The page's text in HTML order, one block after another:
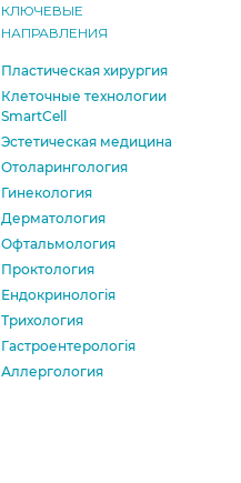
КЛЮЧЕВЫЕ
НАПРАВЛЕНИЯ
Пластическая хирургия
Клеточные технологии
SmartCell
Эстетическая медицина
Отоларингология
Гинекология
Дерматология
Офтальмология
Проктология
Ендокринологія
Трихология
Гастроентерологія
Аллергология